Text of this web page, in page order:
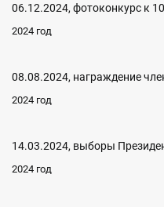
06.12.2024, фотоконкурс к
2024 год
08.08.2024, награждение
2024 год
14.03.2024, выборы
2024 год